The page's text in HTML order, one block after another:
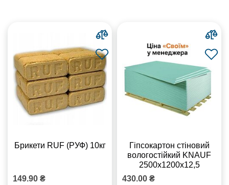
Брикети RUF (РУФ) 10кг
149.90 ₴
Гіпсокартон стіновий
вологостійкий KNAUF
2500х1200х12,5
430.00 ₴